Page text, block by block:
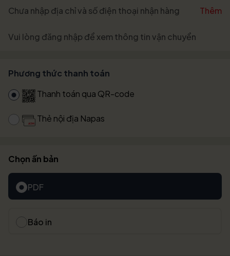
Chưa nhập địa chỉ và số điện thoại nhận hàng
Thêm
Vui lòng đăng nhập để xem thông tin vận chuyển
Phương thức thanh toán
Thanh toán qua QR-code
Thẻ nội địa Napas
Chọn ấn bản
PDF
Báo in